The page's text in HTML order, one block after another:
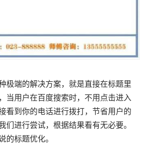
极端的解决方案，就是直接在标题里
当用户在百度搜索时，不用点击进入
看到你的电话进行拨打，节省用户的
们进行尝试，根据结果看有无必要。
的标题优化。